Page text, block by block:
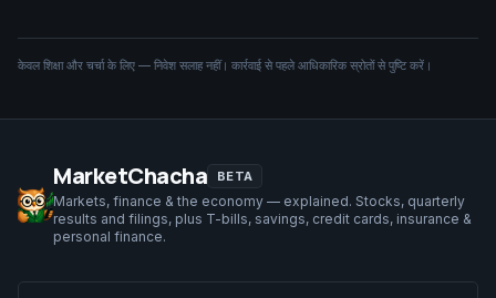
केवल शिक्षा और चर्चा के लिए — निवेश सलाह नहीं। कार्रवाई से पहले आधिकारिक स्रोतों से पुष्टि करें।
MarketChacha BETA
Markets, finance & the economy — explained. Stocks, quarterly
results and filings, plus T-bills, savings, credit cards, insurance &
personal finance.